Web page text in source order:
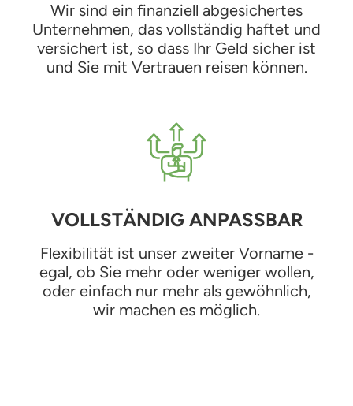
Wir sind ein finanziell abgesichertes
Unternehmen, das vollständig haftet und
versichert ist, so dass Ihr Geld sicher ist
und Sie mit Vertrauen reisen können.
VOLLSTÄNDIG ANPASSBAR
Flexibilität ist unser zweiter Vorname -
egal, ob Sie mehr oder weniger wollen,
oder einfach nur mehr als gewöhnlich,
wir machen es möglich.